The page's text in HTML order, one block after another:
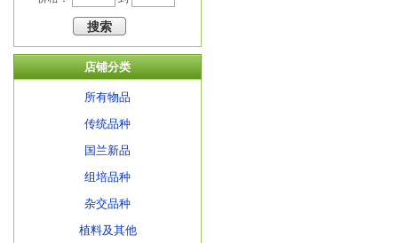
店铺分类
所有物品
传统品种
国兰新品
组培品种
杂交品种
植料及其他